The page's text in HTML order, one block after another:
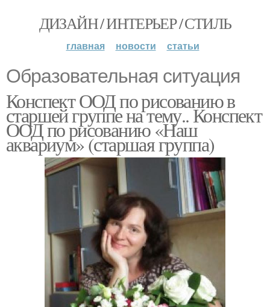
ДИЗАЙН / ИНТЕРЬЕР / СТИЛЬ
главная новости статьи
Образовательная ситуация
Конспект ООД по рисованию в
старшей группе на тему.. Конспект
ООД по рисованию «Наш
аквариум» (старшая группа)